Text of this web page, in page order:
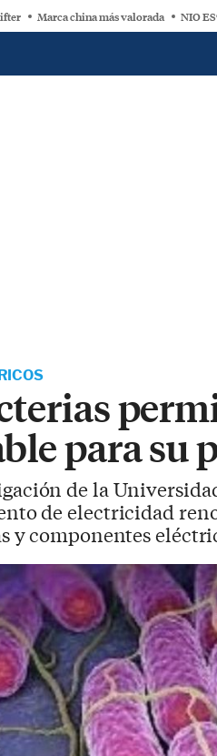
Marca china más valorada NIO
para su
de la
de electricidad
y componentes